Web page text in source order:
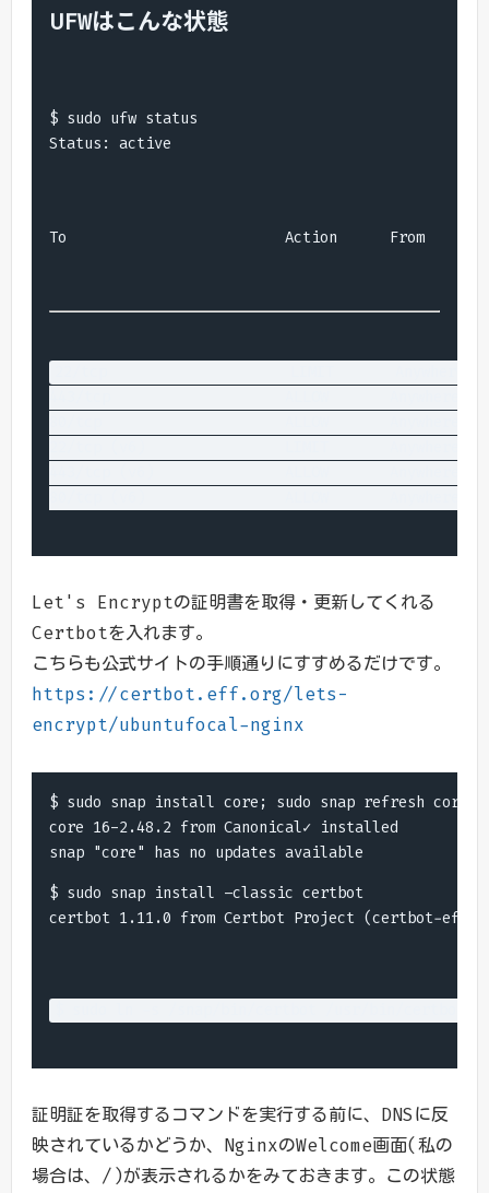
UFWはこんな状態
$ sudo ufw status
Status: active
To                         Action      From
Let's Encryptの証明書を取得・更新してくれる
Certbotを入れます。
こちらも公式サイトの手順通りにすすめるだけです。
https://certbot.eff.org/lets-
encrypt/ubuntufocal-nginx
$ sudo snap install core; sudo snap refresh core
core 16-2.48.2 from Canonical✓ installed
$ sudo snap install –classic certbot
certbot 1.11.0 from Certbot Project (certbot-
証明証を取得するコマンドを実行する前に、DNSに反
映されているかどうか、NginxのWelcome画面(私の
場合は、/)が表示されるかをみておきます。この状態